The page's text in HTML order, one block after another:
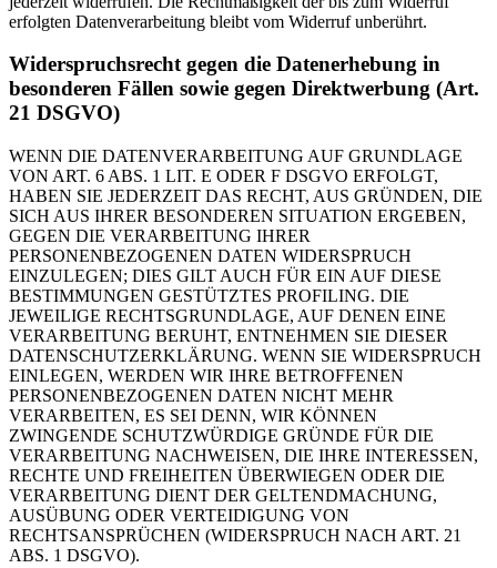
erfolgten Datenverarbeitung bleibt vom Widerruf unberührt.
Widerspruchsrecht gegen die Datenerhebung in
besonderen Fällen sowie gegen Direktwerbung (Art.
21 DSGVO)
WENN DIE DATENVERARBEITUNG AUF GRUNDLAGE
VON ART. 6 ABS. 1 LIT. E ODER F DSGVO ERFOLGT,
HABEN SIE JEDERZEIT DAS RECHT, AUS GRÜNDEN, DIE
SICH AUS IHRER BESONDEREN SITUATION ERGEBEN,
GEGEN DIE VERARBEITUNG IHRER
PERSONENBEZOGENEN DATEN WIDERSPRUCH
EINZULEGEN; DIES GILT AUCH FÜR EIN AUF DIESE
BESTIMMUNGEN GESTÜTZTES PROFILING. DIE
JEWEILIGE RECHTSGRUNDLAGE, AUF DENEN EINE
VERARBEITUNG BERUHT, ENTNEHMEN SIE DIESER
DATENSCHUTZERKLÄRUNG. WENN SIE WIDERSPRUCH
EINLEGEN, WERDEN WIR IHRE BETROFFENEN
PERSONENBEZOGENEN DATEN NICHT MEHR
VERARBEITEN, ES SEI DENN, WIR KÖNNEN
ZWINGENDE SCHUTZWÜRDIGE GRÜNDE FÜR DIE
VERARBEITUNG NACHWEISEN, DIE IHRE INTERESSEN,
RECHTE UND FREIHEITEN ÜBERWIEGEN ODER DIE
VERARBEITUNG DIENT DER GELTENDMACHUNG,
AUSÜBUNG ODER VERTEIDIGUNG VON
RECHTSANSPRÜCHEN (WIDERSPRUCH NACH ART. 21
ABS. 1 DSGVO).